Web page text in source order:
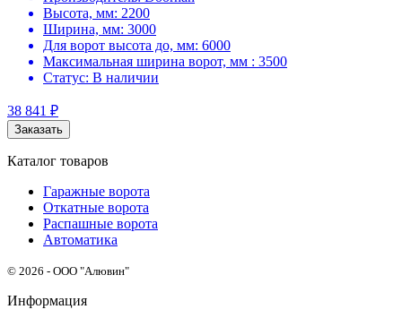
Высота, мм: 2200
Ширина, мм: 3000
Для ворот высота до, мм: 6000
Максимальная ширина ворот, мм : 3500
Статус: В наличии
38 841 ₽
Заказать
Каталог товаров
Гаражные ворота
Откатные ворота
Распашные ворота
Автоматика
© 2026 - ООО "Алювин"
Информация